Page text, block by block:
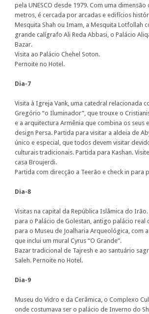
pela UNESCO desde 1979. Com uma
metros, é cercada por arcadas e edifícios
Mesquita Shah ou Imam, a Mesquita Lotfollah
grande calígrafo Ali Reda Abbasi, o Palácio
Bazar.
Visita ao Palácio Chehel Soton.
Pernoite no Hotel.
Dia-7
Visita à Igreja Vank, uma catedral relacionada
Gregório “o Iluminador”, que trouxe o
e a arquitectura Armênia que combina os seus
design Persa. Partida para visitar a aldeia de
único e especial, que todos devem visitar
culturais tradicionais. Partida para Kashan.
casa Broujerdi.
Partida com direcção a Teerão e check in para
Dia-8
Visitas na capital da República Islâmica do Irão.
para o Palácio de Golestan, antigo palácio real
para o Museu de Joalharia Arqueológica, com
que inclui um mural Cyrus “O Grande”.
Bazar tradicional de Tajresh e ao santuário
Saleh. Pernoite no Hotel.
Dia-9
Museu do Vidro e da Cerâmica, o Complexo
onde costumava ser o palácio de Inverno do